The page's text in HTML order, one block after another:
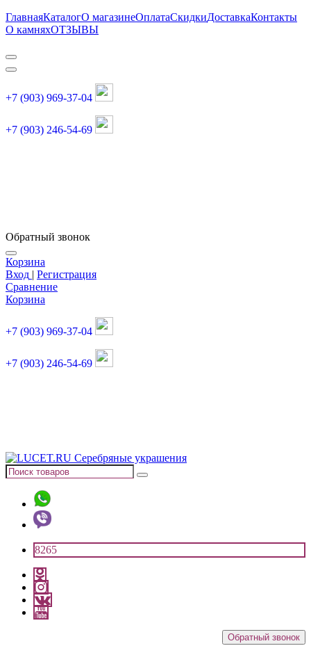
ГлавнаяКаталогО магазинеОплатаСкидкиДоставкаКонтакты
О камняхОТЗЫВЫ
+7 (903) 969-37-04
+7 (903) 246-54-69
Обратный звонок
Корзина
Вход | Регистрация
Сравнение
Корзина
+7 (903) 969-37-04
+7 (903) 246-54-69
8265
Обратный звонок